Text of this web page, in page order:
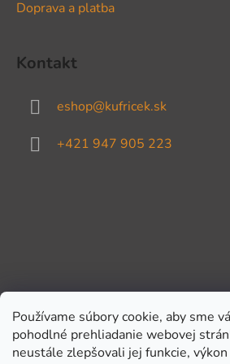
Používame súbory cookie, aby sme
pohodlné prehliadanie webovej
neustále zlepšovali jej funkcie,
Doprava a platba
Kontakt
eshop@kufricek.sk
+421 947 905 223
Prijímame online platby